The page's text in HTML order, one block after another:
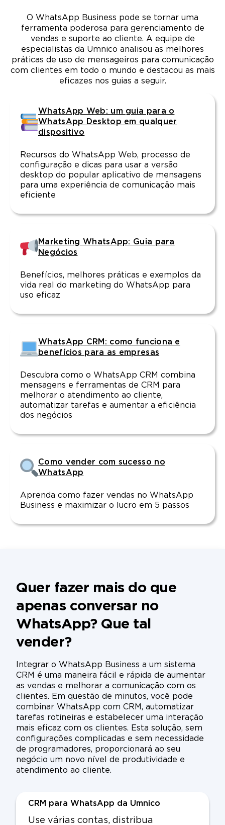
O WhatsApp Business pode se tornar uma
ferramenta poderosa para gerenciamento de
vendas e suporte ao cliente. A equipe de
especialistas da Umnico analisou as melhores
práticas de uso de mensageiros para comunicação
com clientes em todo o mundo e destacou as mais
eficazes nos guias a seguir.
WhatsApp Web: um guia para o
WhatsApp Desktop em qualquer
dispositivo
Recursos do WhatsApp Web, processo de
configuração e dicas para usar a versão
desktop do popular aplicativo de mensagens
para uma experiência de comunicação mais
eficiente
Marketing WhatsApp: Guia para
Negócios
Benefícios, melhores práticas e exemplos da
vida real do marketing do WhatsApp para
uso eficaz
WhatsApp CRM: como funciona e
benefícios para as empresas
Descubra como o WhatsApp CRM combina
mensagens e ferramentas de CRM para
melhorar o atendimento ao cliente,
automatizar tarefas e aumentar a eficiência
dos negócios
Como vender com sucesso no
WhatsApp
Aprenda como fazer vendas no WhatsApp
Business e maximizar o lucro em 5 passos
Quer fazer mais do que
apenas conversar no
WhatsApp? Que tal
vender?
Integrar o WhatsApp Business a um sistema
CRM é uma maneira fácil e rápida de aumentar
as vendas e melhorar a comunicação com os
clientes. Em questão de minutos, você pode
combinar WhatsApp com CRM, automatizar
tarefas rotineiras e estabelecer uma interação
mais eficaz com os clientes. Esta solução, sem
configurações complicadas e sem necessidade
de programadores, proporcionará ao seu
negócio um novo nível de produtividade e
atendimento ao cliente.
CRM para WhatsApp da Umnico
Use várias contas, distribua